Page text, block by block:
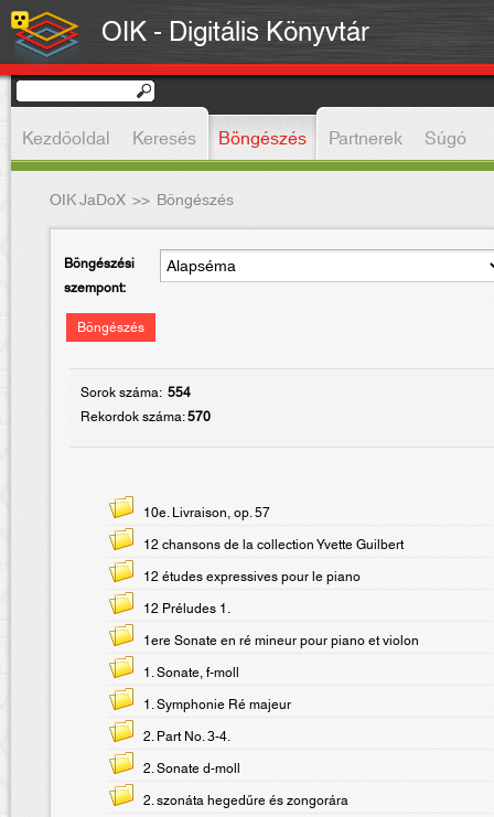
OIK - Digitális Könyvtár
Kezdőoldal Keresés Böngészés Partnerek Súgó
OIK JaDoX >> Böngészés
Böngészési
szempont:
Böngészés
Sorok száma: 554
Rekordok száma:570
10e. Livraison, op. 57
12 chansons de la collection Yvette Guilbert
12 études expressives pour le piano
12 Préludes 1.
1ere Sonate en ré mineur pour piano et violon
1. Sonate, f-moll
1. Symphonie Ré majeur
2. Part No. 3-4.
2. Sonate d-moll
2. szonáta hegedűre és zongorára